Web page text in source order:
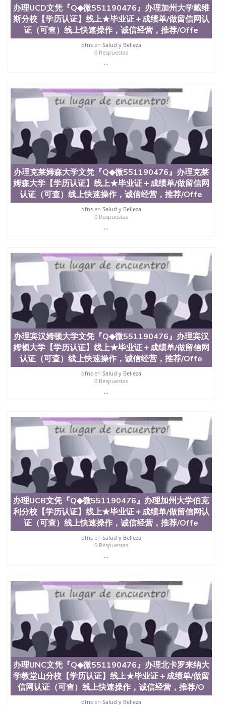
Jose State University）圣何塞州立大学学历证书
（San Jose State University）澳洲读书未毕业找人做
文凭学位qq微信551190476澳洲读CQU中央昆士兰大
学学历 绩单购买学位证书/澳洲读本科硕士做文凭/购
买澳洲大学毕业证成绩单假文凭学历
offieUniversityofSouthernQueensland 澳洲读书未毕
业找人做文凭学位qq微信551190476澳洲读CQU中央
理UPenn文凭『Q◆微551190476』办理宾夕法尼亚大
学【学历认证】线上★毕业证＋成绩单/做留信网认
证（可查）线上快速操作，诚信经营，推荐/Offer、
在读证明、雅思托福成绩单/★各类英文材料/制作，
购买成绩单，购买假文凭，购买假学位证，制造假国
外大学文凭University of Pennsylvania
办理UCD文凭『Q◆微551190476』办理加州大学戴维
斯分校【学历认证】线上★毕业证＋成绩单/做留信网认
证（可查）线上快速操作，诚信经营，推荐/Offe
dfnsen Salud y Belleza
0 Respuestas
...
办理克莱姆森大学文凭『Q◆微551190476』办理克莱
姆森大学【学历认证】线上★毕业证＋成绩单/做留信网
认证（可查）线上快速操作，诚信经营，推荐/Offe
dfnsen Salud y Belleza
0 Respuestas
...
办理宾汉姆顿大学文凭『Q◆微551190476』办理宾汉
姆顿大学【学历认证】线上★毕业证＋成绩单/做留信网
认证（可查）线上快速操作，诚信经营，推荐/Offe
dfnsen Salud y Belleza
0 Respuestas
...
办理UCB文凭『Q◆微551190476』办理加州大学伯克
利分校【学历认证】线上★毕业证＋成绩单/做留信网认
证（可查）线上快速操作，诚信经营，推荐/Offe
dfnsen Salud y Belleza
0 Respuestas
...
办理UNC文凭『Q◆微551190476』办理北卡罗来纳大
学教堂山分校【学历认证】线上★毕业证＋成绩单/做留
信网认证（可查）线上快速操作，诚信经营，推荐/O
dfnsen Salud y Belleza